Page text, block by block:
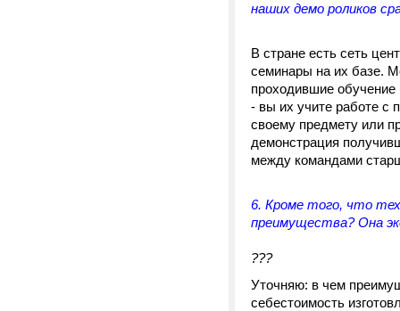
наших демо роликов
В стране есть сеть
семинары на их базе.
проходившие
- вы их учите работе с
своему предмету или
демонстрация
между командами
6. Кроме того, что
преимущества? Она
???
Уточняю: в чем
себестоимость